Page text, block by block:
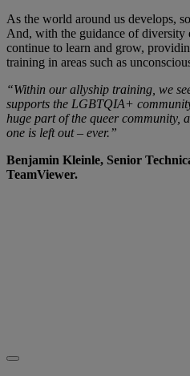
As the world around us develops,
And, with the guidance of diversity
continue to learn and grow,
training in areas such as
“Within our allyship training, we
supports the LGBTQIA+
huge part of the queer community,
one is left out – ever.”
Benjamin Kleinle, Senior
TeamViewer.